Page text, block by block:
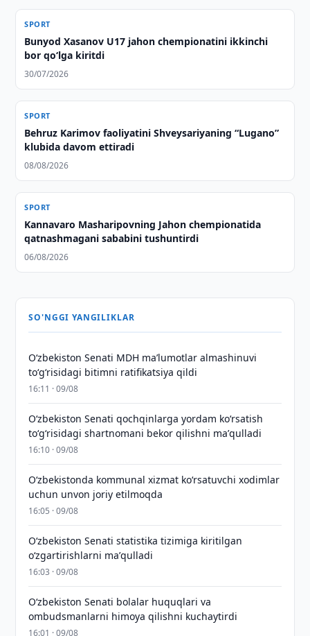
SPORT
Bunyod Xasanov U17 jahon chempionatini ikkinchi
bor qo‘lga kiritdi
30/07/2026
SPORT
Behruz Karimov faoliyatini Shveysariyaning “Lugano”
klubida davom ettiradi
08/08/2026
SPORT
Kannavaro Masharipovning Jahon chempionatida
qatnashmagani sababini tushuntirdi
06/08/2026
SO'NGGI YANGILIKLAR
Oʻzbekiston Senati MDH maʼlumotlar almashinuvi
toʻgʻrisidagi bitimni ratifikatsiya qildi
16:11 · 09/08
Oʻzbekiston Senati qochqinlarga yordam koʻrsatish
toʻgʻrisidagi shartnomani bekor qilishni maʼqulladi
16:10 · 09/08
Oʻzbekistonda kommunal xizmat koʻrsatuvchi xodimlar
uchun unvon joriy etilmoqda
16:05 · 09/08
Oʻzbekiston Senati statistika tizimiga kiritilgan
oʻzgartirishlarni maʼqulladi
16:03 · 09/08
Oʻzbekiston Senati bolalar huquqlari va
ombudsmanlarni himoya qilishni kuchaytirdi
16:01 · 09/08